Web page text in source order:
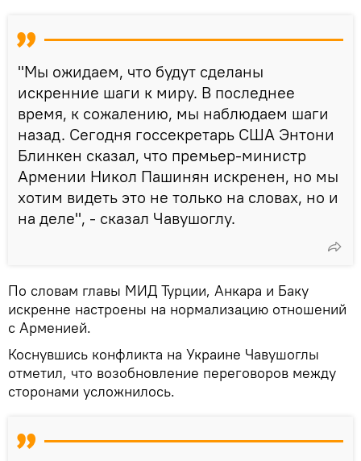
"Мы ожидаем, что будут сделаны
искренние шаги к миру. В последнее
время, к сожалению, мы наблюдаем шаги
назад. Сегодня госсекретарь США Энтони
Блинкен сказал, что премьер-министр
Армении Никол Пашинян искренен, но мы
хотим видеть это не только на словах, но и
на деле", - сказал Чавушоглу.
По словам главы МИД Турции, Анкара и Баку
искренне настроены на нормализацию отношений
с Арменией.
Коснувшись конфликта на Украине Чавушоглы
отметил, что возобновление переговоров между
сторонами усложнилось.